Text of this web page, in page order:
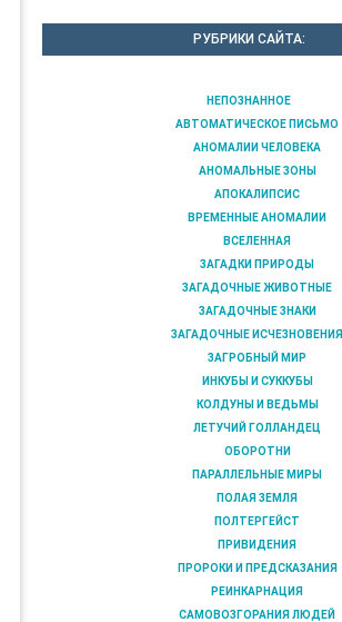
РУБРИКИ САЙТА:
НЕПОЗНАННОЕ
АВТОМАТИЧЕСКОЕ ПИСЬМО
АНОМАЛИИ ЧЕЛОВЕКА
АНОМАЛЬНЫЕ ЗОНЫ
АПОКАЛИПСИС
ВРЕМЕННЫЕ АНОМАЛИИ
ВСЕЛЕННАЯ
ЗАГАДКИ ПРИРОДЫ
ЗАГАДОЧНЫЕ ЖИВОТНЫЕ
ЗАГАДОЧНЫЕ ЗНАКИ
ЗАГАДОЧНЫЕ ИСЧЕЗНОВЕНИЯ
ЗАГРОБНЫЙ МИР
ИНКУБЫ И СУККУБЫ
КОЛДУНЫ И ВЕДЬМЫ
ЛЕТУЧИЙ ГОЛЛАНДЕЦ
ОБОРОТНИ
ПАРАЛЛЕЛЬНЫЕ МИРЫ
ПОЛАЯ ЗЕМЛЯ
ПОЛТЕРГЕЙСТ
ПРИВИДЕНИЯ
ПРОРОКИ И ПРЕДСКАЗАНИЯ
РЕИНКАРНАЦИЯ
САМОВОЗГОРАНИЯ ЛЮДЕЙ